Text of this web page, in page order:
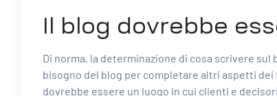
Il blog dovrebbe
Di norma, la determinazione di cosa scrivere
bisogno del blog per completare altri aspetti
dovrebbe essere un luogo in cui clienti e